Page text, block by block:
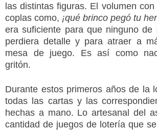
las distintas figuras. El volumen
coplas como, ¡qué brinco pegó tu
era suficiente para que ninguno de
perdiera detalle y para atraer a
mesa de juego. Es así como
gritón.
Durante estos primeros años de la
todas las cartas y las
hechas a mano. Lo artesanal del
cantidad de juegos de lotería que